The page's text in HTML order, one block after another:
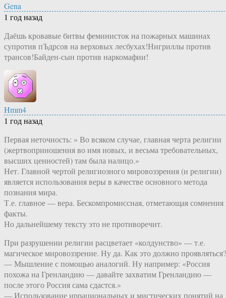
Gena
1 год назад
Даёшь кровавые битвы феминисток на пожарных машинах
супротив пЪдрсов на верховых лесбухах!Нигриллы против
трансов!Байден-сын против наркомафии!
Hmm4
1 год назад
Первая неточность: » ‎Во ‎всяком‏ ‎случае, ‎главная‏ ‎черта ‎религии‏
‎(жертвоприношения‏ ‎во‏ ‎имя ‎новых,‏ ‎и ‎весьма ‎требовательных,
‎высших‏ ‎ценностей) ‎там‏ ‎была‏ ‎налицо.»
Нет. Главной чертой религиозного мировоззрения (и религии)
является использования веры в качестве основного метода
познания мира.
Т.е. главное — вера. Бескомпромиссная, отметающая сомнения
факты.
Но дальнейшему тексту это не противоречит.
При разрушении религии расцветает «колдунство» — т.е.
магическое мировоззрение. Ну да. Как это должно проявляться?
— Мышление с помощью аналогий. Ну например: «Россия
похожа на Гренландию — давайте захватим Гренландию —
после этого Россия сама сдастся.»
— Использование иррациональных и мистических понятий на